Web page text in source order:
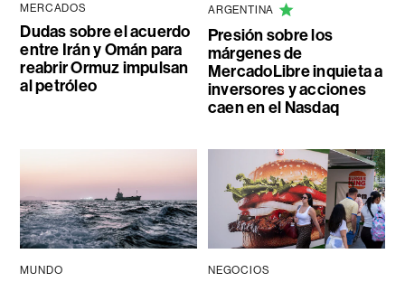
MERCADOS
Dudas sobre el acuerdo
entre Irán y Omán para
reabrir Ormuz impulsan
al petróleo
ARGENTINA
Presión sobre los
márgenes de
MercadoLibre inquieta a
inversores y acciones
caen en el Nasdaq
MUNDO NEGOCIOS